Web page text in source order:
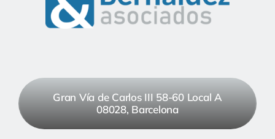
Gran Vía de Carlos III 58-60 Local A
08028, Barcelona